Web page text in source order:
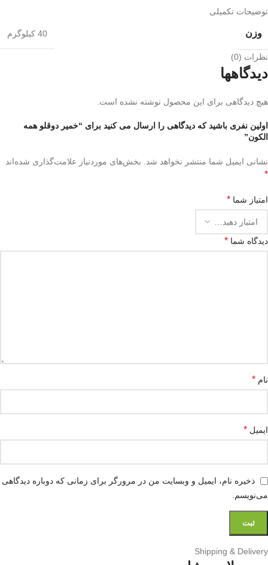
توضیحات تکمیلی
وزن 40 کیلوگرم
نظرات (0)
دیدگاهها
هیچ دیدگاهی برای این محصول نوشته نشده است.
اولین نفری باشید که دیدگاهی را ارسال می کنید برای “خمیر دوقلو همه
الکون”
نشانی ایمیل شما منتشر نخواهد شد. بخش‌های موردنیاز علامت‌گذاری شده‌اند
*
امتیاز شما *
دیدگاه شما *
نام *
ایمیل *
ذخیره نام، ایمیل و وبسایت من در مرورگر برای زمانی که دوباره دیدگاهی
می‌نویسم.
Shipping & Delivery